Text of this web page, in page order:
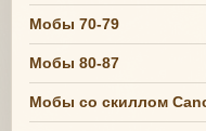
Мобы 70-79
Мобы 80-87
Мобы со скиллом